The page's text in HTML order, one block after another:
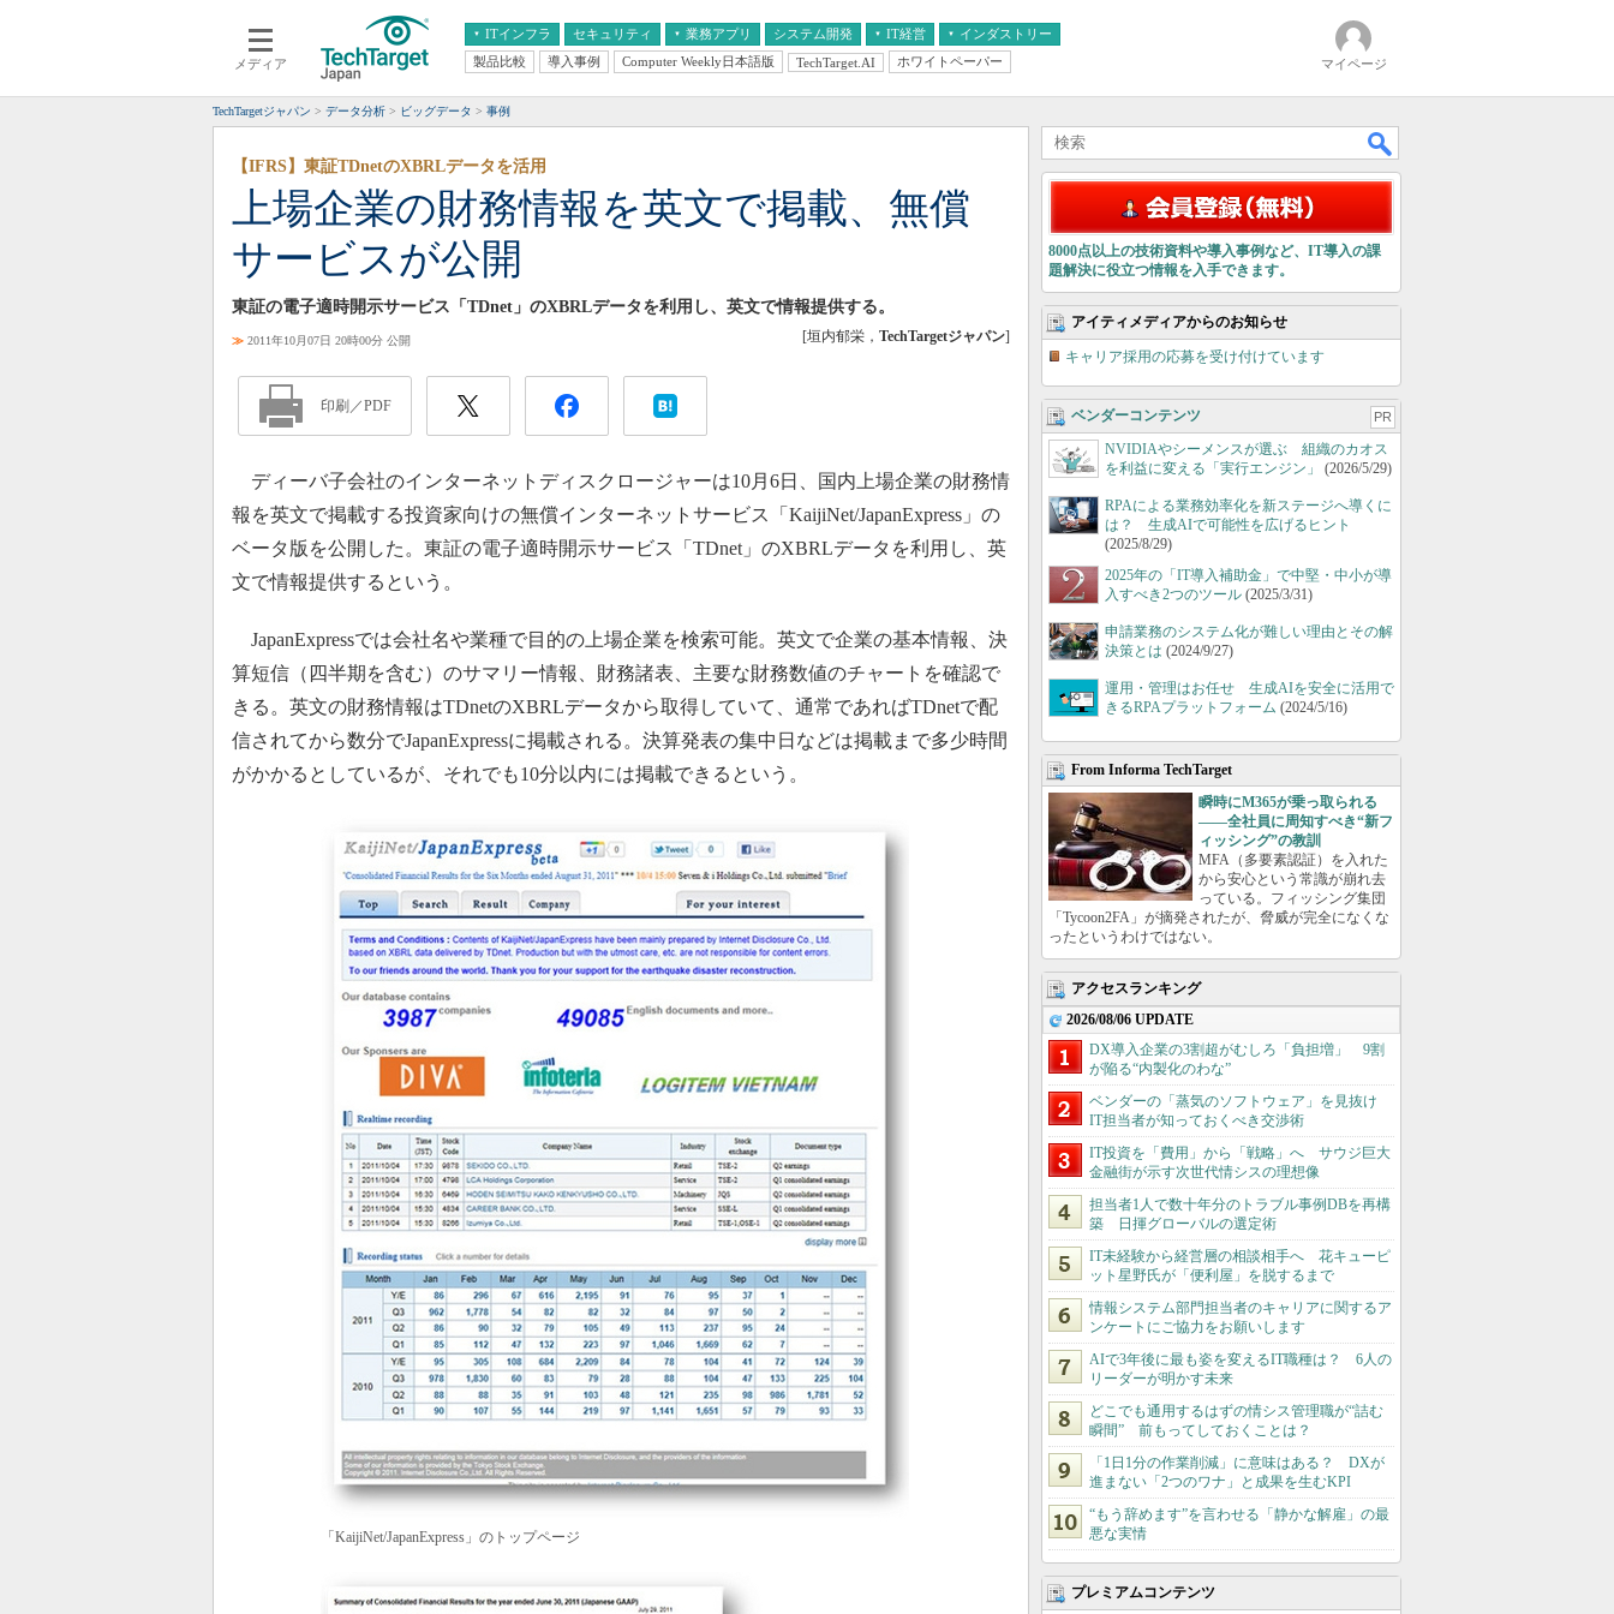
メディア
ITインフラ
クラウド
スマートモバイル
ネットワーク
システム運用管理
セキュリティ 業務アプリ
エンタープライズAI
ERP
CX
情報系システム
システム開発 IT経営
経営とIT
インダストリー
医療IT
製品比較 導入事例 Computer Weekly日本語版 TechTarget.AI ホワイトペーパー マイページ
TechTargetジャパン データ分析 ビッグデータ 事例
上場企業の財務情報を英文で掲載、無償
サービスが公開
【IFRS】東証TDnetのXBRLデータを活用
東証の電子適時開示サービス「TDnet」のXBRLデータを利用し、英文で情報提供する。
≫ 2011年10月07日 20時00分 公開 [垣内郁栄， TechTargetジャパン]
印刷／PDF
ディーバ子会社のインターネットディスクロージャーは10月6日、国内上場企業の財務情
報を英文で掲載する投資家向けの無償インターネットサービス「KaijiNet/JapanExpress」の
ベータ版を公開した。東証の電子適時開示サービス「TDnet」のXBRLデータを利用し、英
文で情報提供するという。
JapanExpressでは会社名や業種で目的の上場企業を検索可能。英文で企業の基本情報、決
算短信（四半期を含む）のサマリー情報、財務諸表、主要な財務数値のチャートを確認で
きる。英文の財務情報はTDnetのXBRLデータから取得していて、通常であればTDnetで配
信されてから数分でJapanExpressに掲載される。決算発表の集中日などは掲載まで多少時間
がかかるとしているが、それでも10分以内には掲載できるという。
「KaijiNet/JapanExpress」のトップページ
8000点以上の技術資料や導入事例など、IT導入の課
題解決に役立つ情報を入手できます。
アイティメディアからのお知らせ
キャリア採用の応募を受け付けています
ベンダーコンテンツ PR
NVIDIAやシーメンスが選ぶ 組織のカオス
を利益に変える「実行エンジン」
(2026/5/29)
RPAによる業務効率化を新ステージへ導くに
は？ 生成AIで可能性を広げるヒント
(2025/8/29)
2025年の「IT導入補助金」で中堅・中小が導
入すべき2つのツール (2025/3/31)
申請業務のシステム化が難しい理由とその解
決策とは (2024/9/27)
運用・管理はお任せ 生成AIを安全に活用で
きるRPAプラットフォーム (2024/5/16)
From Informa TechTarget
瞬時にM365が乗っ取られる
――全社員に周知すべき“新フ
ィッシング”の教訓
MFA（多要素認証）を入れた
から安心という常識が崩れ去
っている。フィッシング集団
「Tycoon2FA」が摘発されたが、脅威が完全になくな
ったというわけではない。
アクセスランキング
2026/08/06 UPDATE
DX導入企業の3割超がむしろ「負担増」 9割
が陥る“内製化のわな”
ベンダーの「蒸気のソフトウェア」を見抜け
IT担当者が知っておくべき交渉術
IT投資を「費用」から「戦略」へ サウジ巨大
金融街が示す次世代情シスの理想像
担当者1人で数十年分のトラブル事例DBを再構
築 日揮グローバルの選定術
IT未経験から経営層の相談相手へ 花キューピ
ット星野氏が「便利屋」を脱するまで
情報システム部門担当者のキャリアに関するア
ンケートにご協力をお願いします
AIで3年後に最も姿を変えるIT職種は？ 6人の
リーダーが明かす未来
どこでも通用するはずの情シス管理職が“詰む
瞬間” 前もってしておくことは？
「1日1分の作業削減」に意味はある？ DXが
進まない「2つのワナ」と成果を生むKPI
“もう辞めます”を言わせる「静かな解雇」の最
悪な実情
プレミアムコンテンツ